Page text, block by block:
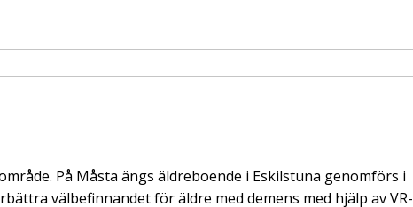
På Måsta ängs äldreboende i Eskilstuna genomförs i
välbefinnandet för äldre med demens med hjälp av VR-